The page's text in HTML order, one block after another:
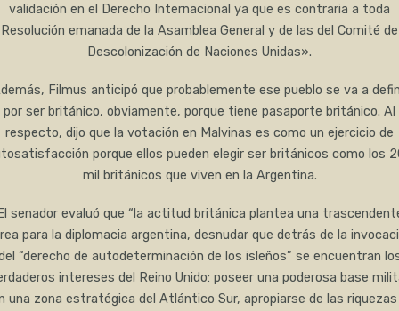
validación en el Derecho Internacional ya que es contraria a toda
Resolución emanada de la Asamblea General y de las del Comité de
Descolonización de Naciones Unidas».
Filmus anticipó que probablemente ese pueblo se va a
por ser británico, obviamente, porque tiene pasaporte británico. Al
respecto, dijo que la votación en Malvinas es como un ejercicio de
porque ellos pueden elegir ser británicos como los
mil británicos que viven en la Argentina.
El senador evaluó que “la actitud británica plantea una
para la diplomacia argentina, desnudar que detrás de la
“derecho de autodeterminación de los isleños” se encuentran
intereses del Reino Unido: poseer una poderosa base
una zona estratégica del Atlántico Sur, apropiarse de las